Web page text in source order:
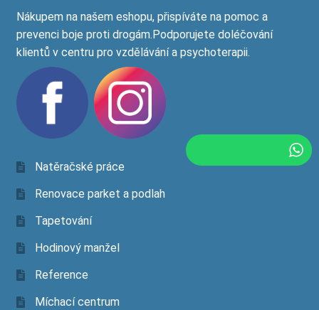
Nákupem na našem eshopu, přispíváte na pomoc a
prevenci boje proti drogám.Podporujete doléčování
klientů v centru pro vzdělávání a psychoterapii.
Natěračské práce
Renovace parket a podlah
Tapetování
Hodinový manžel
Reference
Míchací centrum